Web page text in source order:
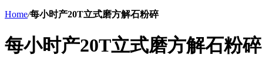
Home/每小时产20T立式磨方解石粉碎
每小时产20T立式磨方解石粉碎